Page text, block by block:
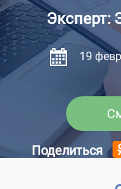
19
Поделиться